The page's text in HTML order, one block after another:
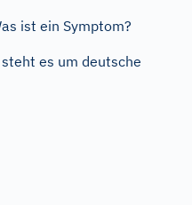
ist ein Symptom?
es um deutsche